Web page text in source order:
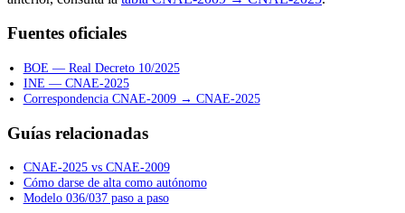
Fuentes oficiales
BOE — Real Decreto 10/2025
INE — CNAE-2025
Correspondencia CNAE-2009 → CNAE-2025
Guías relacionadas
CNAE-2025 vs CNAE-2009
Cómo darse de alta como autónomo
Modelo 036/037 paso a paso